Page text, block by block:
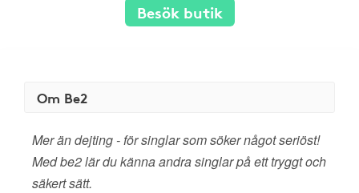
Besök butik
Om Be2
Mer än dejting - för singlar som söker något seriöst!
Med be2 lär du känna andra singlar på ett tryggt och
säkert sätt.